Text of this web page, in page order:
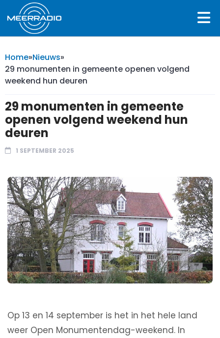
Home»Nieuws»
29 monumenten in gemeente openen volgend
weekend hun deuren
29 monumenten in gemeente
openen volgend weekend hun
deuren
1 SEPTEMBER 2025
Op 13 en 14 september is het in het hele land
weer Open Monumentendag-weekend. In